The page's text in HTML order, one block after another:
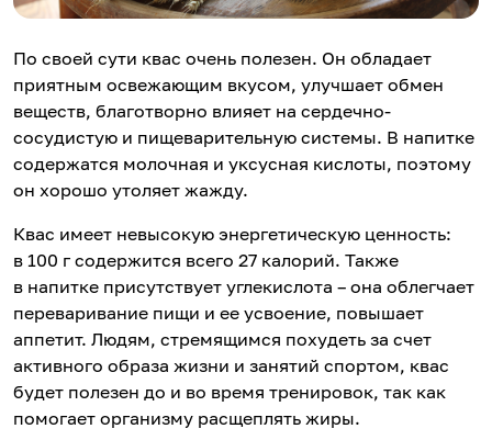
По своей сути квас очень полезен. Он обладает
приятным освежающим вкусом, улучшает обмен
веществ, благотворно влияет на сердечно-
сосудистую и пищеварительную системы. В напитке
содержатся молочная и уксусная кислоты, поэтому
он хорошо утоляет жажду.
Квас имеет невысокую энергетическую ценность:
в 100 г содержится всего 27 калорий. Также
в напитке присутствует углекислота – она облегчает
переваривание пищи и ее усвоение, повышает
аппетит. Людям, стремящимся похудеть за счет
активного образа жизни и занятий спортом, квас
будет полезен до и во время тренировок, так как
помогает организму расщеплять жиры.